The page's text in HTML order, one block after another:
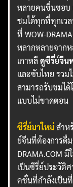
หลายคนชื่นชอบ
ชมได้ทุกที่ทุกเว
ที่ WOW-
หลากหลายจาก
เกาหลีดูซีรี่ย์จีน
และซับไทย รวม
สามารถรับชมไ
แบบไม่ขาดตอน
ซีรี่ย์มาใหม่ สำ
ย์จีนที่ต้องการดื่ม
DRAMA.COM
เป็นซีรี่ย์ประวัติ
คชั่นที่กำลังเป็น